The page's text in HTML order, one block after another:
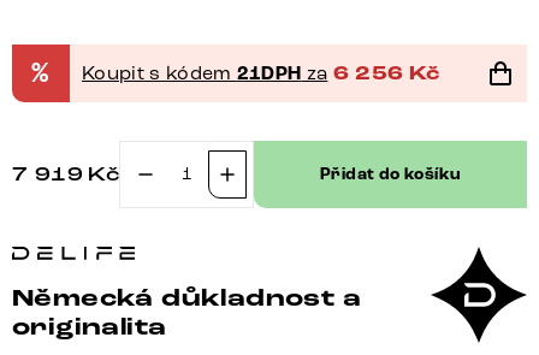
% Koupit s kódem 21DPH za 6 256 Kč
7 919 Kč
Zelia-
s
područkami
Přidat do košíku
Německá důkladnost a
originalita